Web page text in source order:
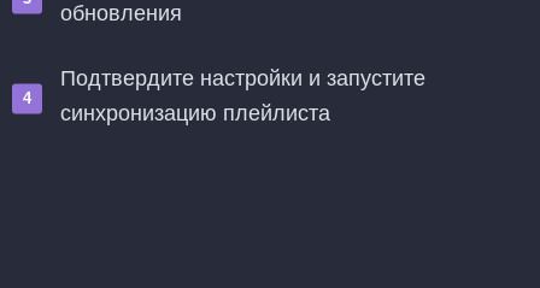
обновления
Подтвердите настройки и запустите
синхронизацию плейлиста